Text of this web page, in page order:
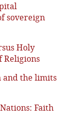
sovereign
Holy
Religions
and the limits
Faith